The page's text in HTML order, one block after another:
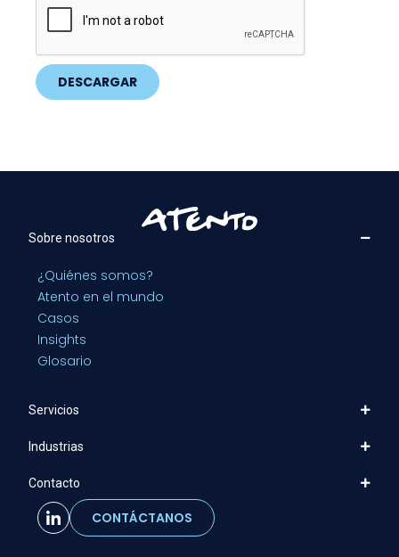
DESCARGAR
Sobre nosotros
¿Quiénes somos?
Atento en el mundo
Casos
Insights
Glosario
Servicios
Industrias
Contacto
CONTÁCTANOS